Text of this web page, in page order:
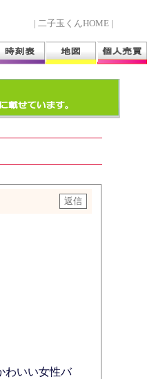
| 二子玉くんHOME |
わいい女性バ